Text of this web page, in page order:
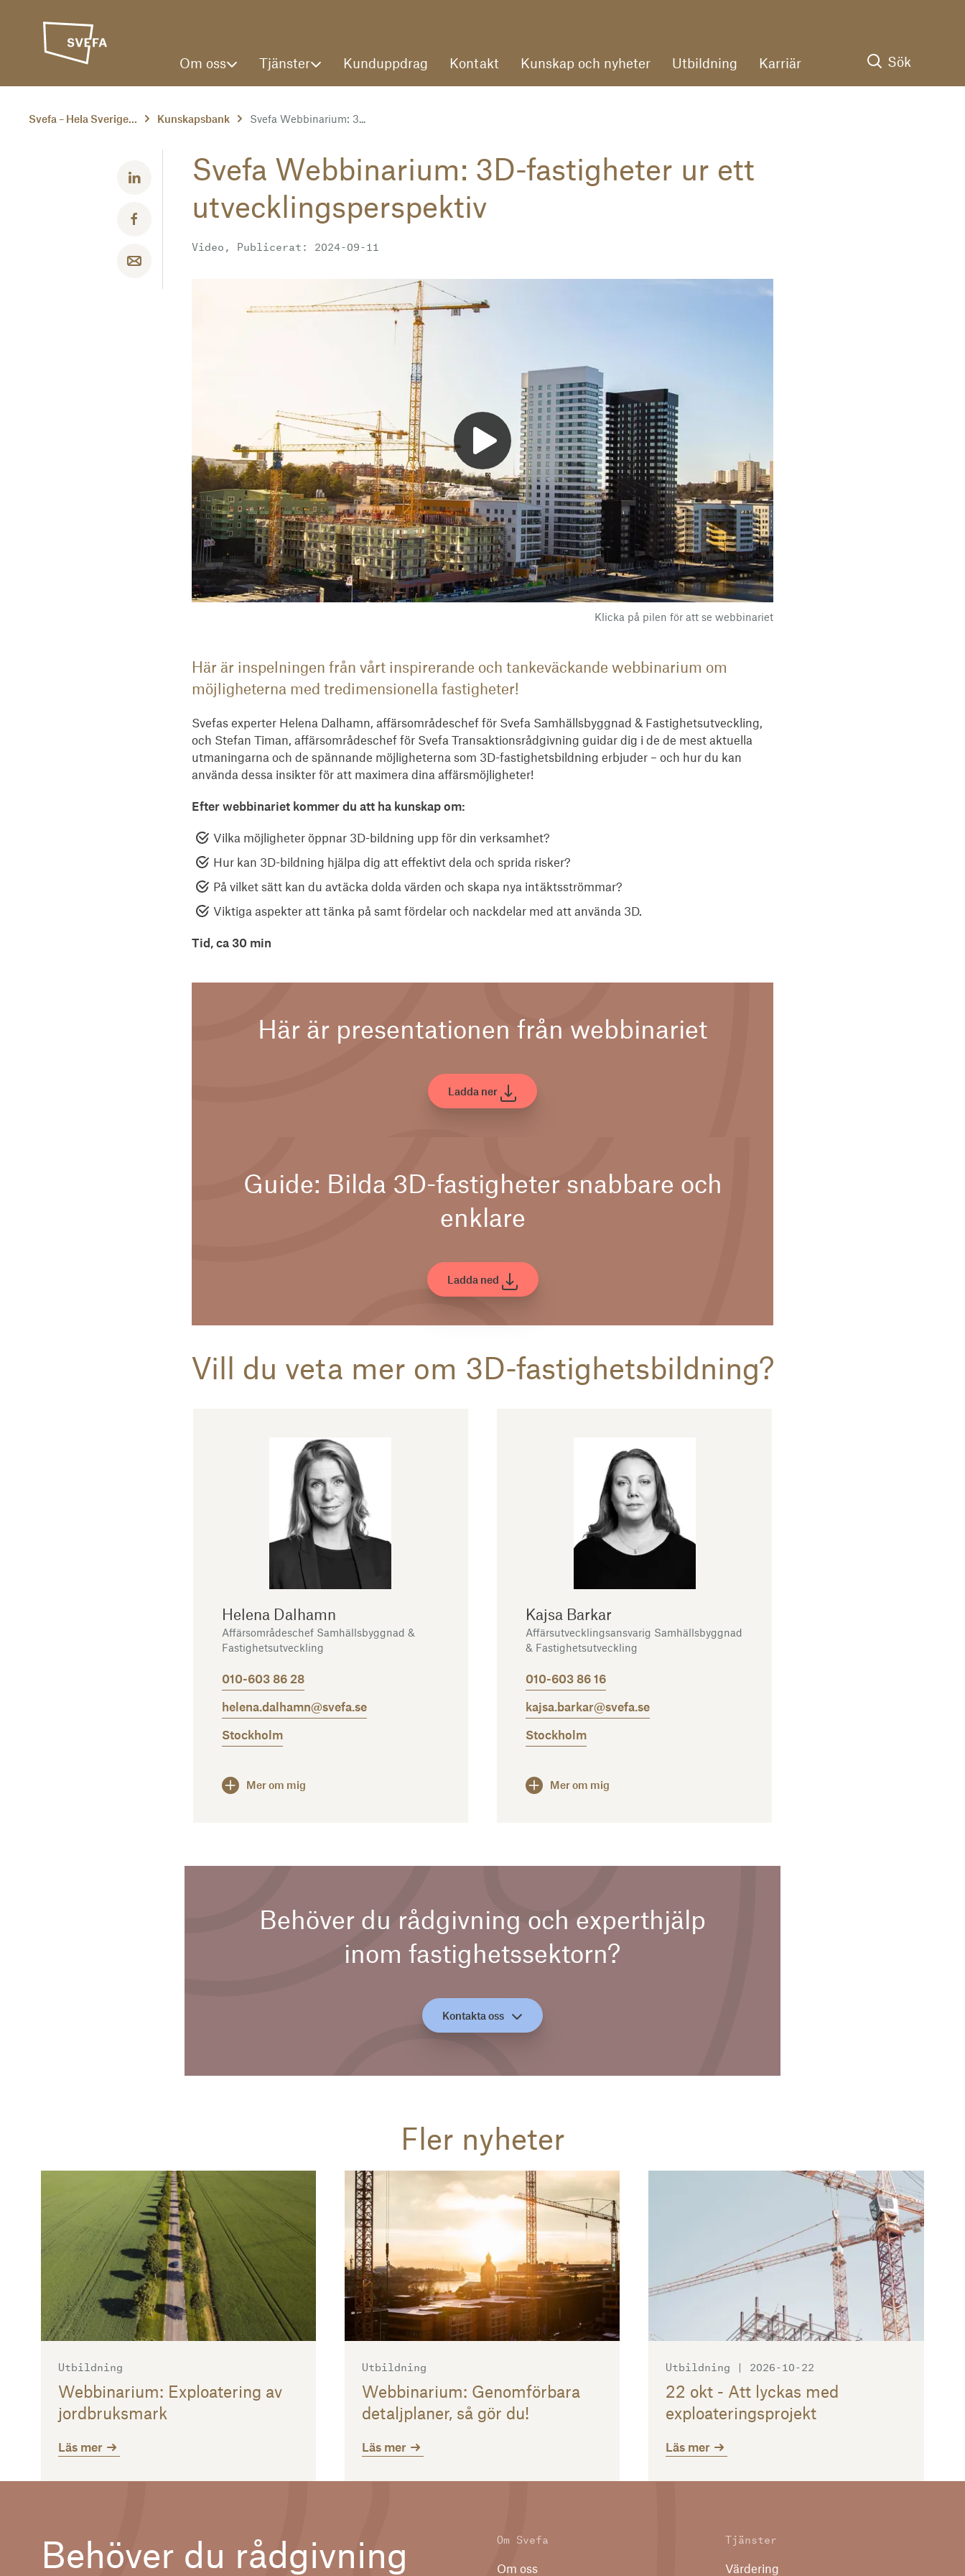
Om oss Tjänster Kunduppdrag Kontakt Kunskap och nyheter Utbildning Karriär Sök
Svefa – Hela Sverige... Kunskapsbank Svefa Webbinarium: 3...
Dela med LinkedIn
Dela med Facebook
Dela med email
Svefa Webbinarium: 3D-fastigheter ur ett
utvecklingsperspektiv
Video, Publicerat: 2024-09-11
Klicka på pilen för att se webbinariet
Här är inspelningen från vårt inspirerande och tankeväckande webbinarium om
möjligheterna med tredimensionella fastigheter!
Svefas experter Helena Dalhamn, affärsområdeschef för Svefa Samhällsbyggnad & Fastighetsutveckling,
och Stefan Timan, affärsområdeschef för Svefa Transaktionsrådgivning guidar dig i de de mest aktuella
utmaningarna och de spännande möjligheterna som 3D-fastighetsbildning erbjuder – och hur du kan
använda dessa insikter för att maximera dina affärsmöjligheter!
Efter webbinariet kommer du att ha kunskap om:
Vilka möjligheter öppnar 3D-bildning upp för din verksamhet?
Hur kan 3D-bildning hjälpa dig att effektivt dela och sprida risker?
På vilket sätt kan du avtäcka dolda värden och skapa nya intäktsströmmar?
Viktiga aspekter att tänka på samt fördelar och nackdelar med att använda 3D.
Tid, ca 30 min
Här är presentationen från webbinariet
Ladda ner
Guide: Bilda 3D-fastigheter snabbare och
enklare
Ladda ned
Vill du veta mer om 3D-fastighetsbildning?
Helena Dalhamn
Affärsområdeschef Samhällsbyggnad &
Fastighetsutveckling
010-603 86 28
helena.dalhamn@svefa.se
Stockholm
Mer om mig
Kajsa Barkar
Affärsutvecklingsansvarig Samhällsbyggnad
& Fastighetsutveckling
010-603 86 16
kajsa.barkar@svefa.se
Stockholm
Mer om mig
Behöver du rådgivning och experthjälp
inom fastighetssektorn?
Kontakta oss
Fler nyheter
Utbildning
Webbinarium: Exploatering av
jordbruksmark
Läs mer
Utbildning
Webbinarium: Genomförbara
detaljplaner, så gör du!
Läs mer
Läs mer
Utbildning | 2026-10-22
22 okt - Att lyckas med
exploateringsprojekt
Läs mer
Behöver du rådgivning Om Svefa
Om oss
Tjänster
Värdering